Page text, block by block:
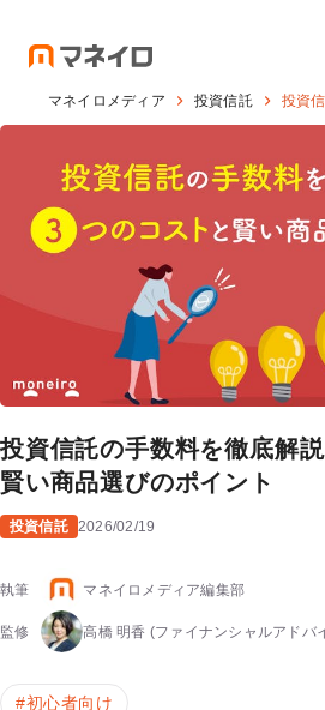
マネイロメディア 投資信託 投資
投資信託の手数料を徹底解
賢い商品選びのポイント
投資信託 2026/02/19
執筆 マネイロメディア編集部
監修 高橋 明香 (ファイナンシャルアドバ
#初心者向け